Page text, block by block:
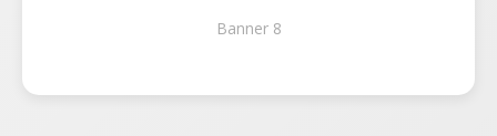
Banner 8